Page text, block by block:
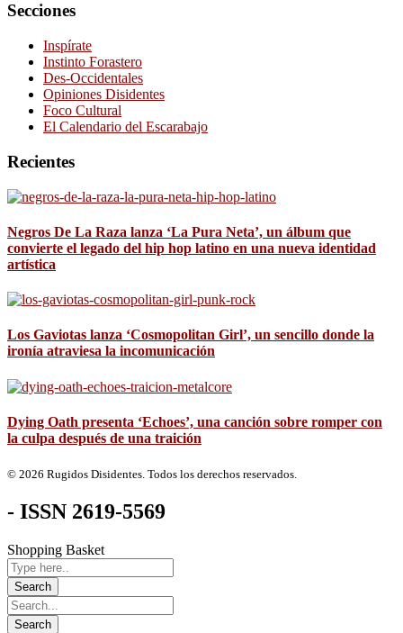
Secciones
Inspírate
Instinto Forastero
Des-Occidentales
Opiniones Disidentes
Foco Cultural
El Calendario del Escarabajo
Recientes
Negros De La Raza lanza ‘La Pura Neta’, un álbum que
convierte el legado del hip hop latino en una nueva identidad
artística
Los Gaviotas lanza ‘Cosmopolitan Girl’, un sencillo donde la
ironía atraviesa la incomunicación
Dying Oath presenta ‘Echoes’, una canción sobre romper con
la culpa después de una traición
© 2026 Rugidos Disidentes. Todos los derechos reservados.
- ISSN 2619-5569
Shopping Basket